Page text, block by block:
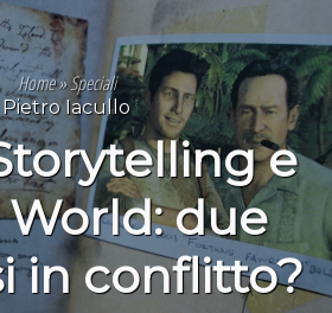
Home»Speciali
Pietro Iacullo
e
due
in conflitto?